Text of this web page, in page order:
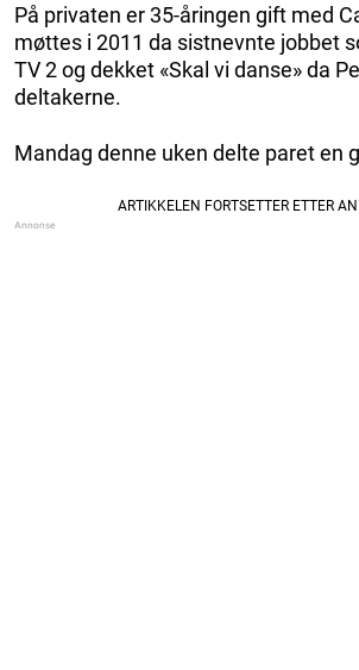
På privaten er 35-åringen gift med
møttes i 2011 da sistnevnte jobbet
TV 2 og dekket «Skal vi danse» da
deltakerne.
Mandag denne uken delte paret en